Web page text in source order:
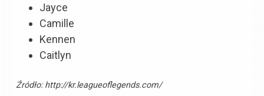
Jayce
Camille
Kennen
Caitlyn
Źródło:http://kr.leagueoflegends.com/